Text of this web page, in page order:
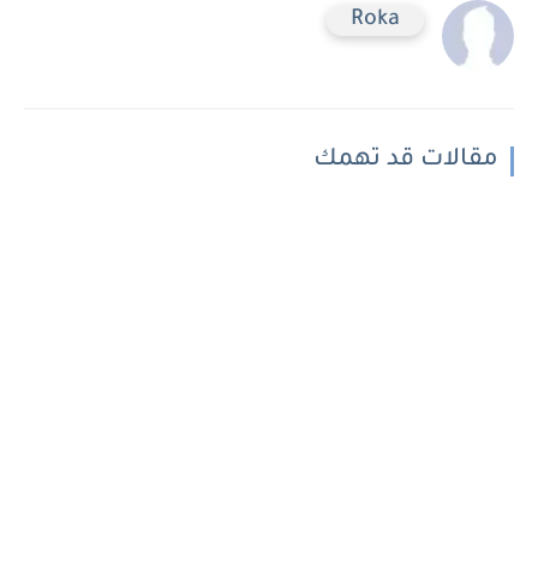
Roka
مقالات قد تهمك